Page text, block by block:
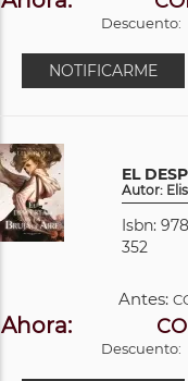
Descuento:
NOTIFICARME
EL
Autor:
Isbn:
352
Antes:
Ahora:
Descuento: